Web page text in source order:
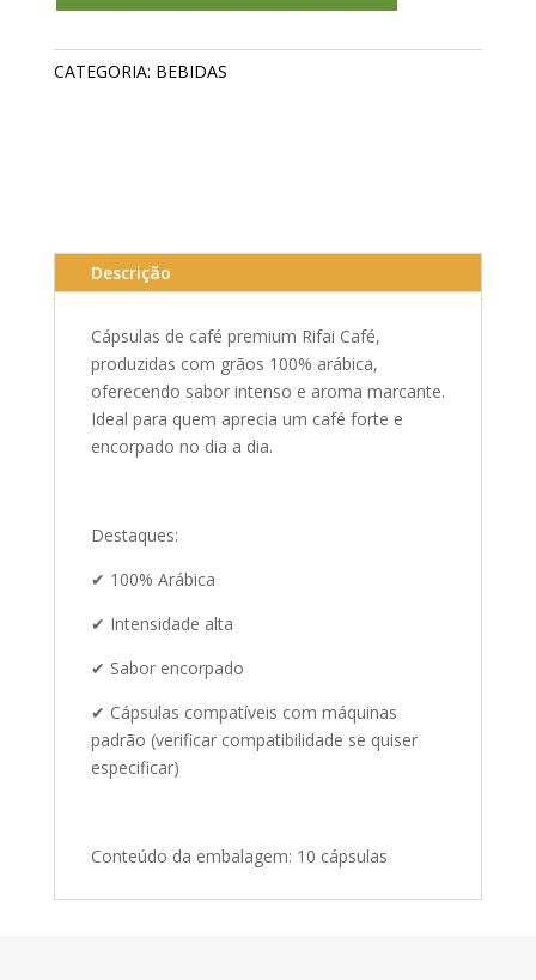
–
100%
CATEGORIA: BEBIDAS
Descrição
Cápsulas de café premium Rifai Café,
produzidas com grãos 100% arábica,
oferecendo sabor intenso e aroma marcante.
Ideal para quem aprecia um café forte e
encorpado no dia a dia.
Destaques:
✔ 100% Arábica
✔ Intensidade alta
✔ Sabor encorpado
✔ Cápsulas compatíveis com máquinas
padrão (verificar compatibilidade se quiser
especificar)
Conteúdo da embalagem: 10 cápsulas